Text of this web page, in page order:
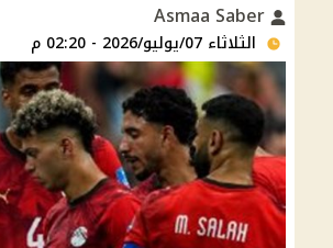
الثلاثاء 07/يوليو/2026 - 02:20 م